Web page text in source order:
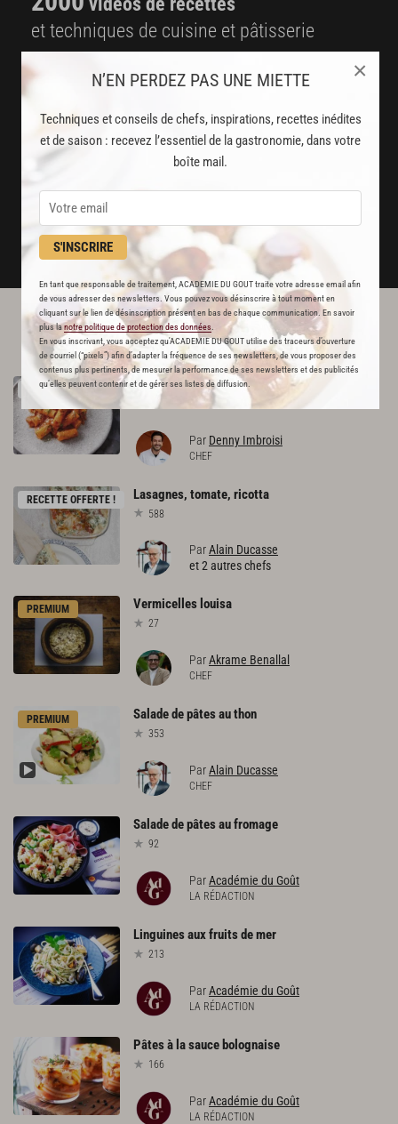
N’EN PERDEZ PAS UNE MIETTE
Techniques et conseils de chefs, inspirations, recettes inédites
et de saison : recevez l’essentiel de la gastronomie, dans votre
boîte mail.
S'INSCRIRE
En tant que responsable de traitement, ACADEMIE DU GOUT traite votre adresse email afin
de vous adresser des newsletters. Vous pouvez vous désinscrire à tout moment en
cliquant sur le lien de désinscription présent en bas de chaque communication. En savoir
plus lanotre politique de protection des données
En vous inscrivant, vous acceptez qu'ACADEMIE DU GOUT utilise des traceurs d’ouverture
de courriel (“pixels”) afin d’adapter la fréquence de ses newsletters, de vous proposer des
contenus plus pertinents, de mesurer la performance de ses newsletters et des publicités
qu’elles peuvent contenir et de gérer ses listes de diffusion.
×
et techniques de cuisine et pâtisserie
Des nouveautés
Stop pub
un service garanti sans publicité
DÉJÀ ABONNÉ(E) ? JE ME CONNECTE
L'ACADÉMIE DU GOÛT VOUS
RECOMMANDE
RECETTE OFFERTE ! Rigatoniallabolognese
607
Par Denny Imbroisi
CHEF
RECETTE OFFERTE ! Lasagnes, tomate, ricotta
588
ParAlain Ducasse
et 2 autres chefs
PREMIUM Vermicelles louisa
27
ParAkrame Benallal
CHEF
PREMIUM Saladedepâtesauthon
353
ParAlain Ducasse
CHEF
Saladedepâtesaufromage
92
ParAcadémie du Goût
LA RÉDACTION
Linguinesauxfruitsdemer
213
ParAcadémie du Goût
LA RÉDACTION
Pâtesà lasauce bolognaise
166
ParAcadémie du Goût
LA RÉDACTION